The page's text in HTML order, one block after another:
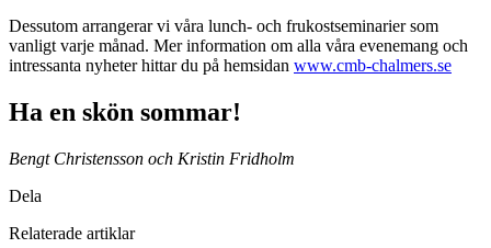
Dessutom arrangerar vi våra lunch- och frukostseminarier som
vanligt varje månad. Mer information om alla våra evenemang och
intressanta nyheter hittar du på hemsidan www.cmb-chalmers.se
Ha en skön sommar!
Bengt Christensson och Kristin Fridholm
Dela
Relaterade artiklar